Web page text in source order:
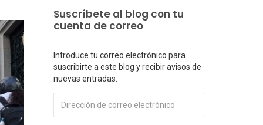
Suscríbete al blog con tu
cuenta de correo
Introduce tu correo electrónico para
suscribirte a este blog y recibir avisos de
nuevas entradas.
de